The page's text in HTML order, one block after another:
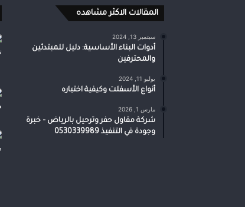
المقالات الاكثر مشاهده
سبتمبر 13, 2024
أدوات البناء الأساسية: دليل للمبتدئين
والمحترفين
يوليو 11, 2024
أنواع الأسفلت وكيفية اختياره
مارس 1, 2026
شركة مقاول حفر وترحيل بالرياض – خبرة
وجودة في التنفيذ 0530339989